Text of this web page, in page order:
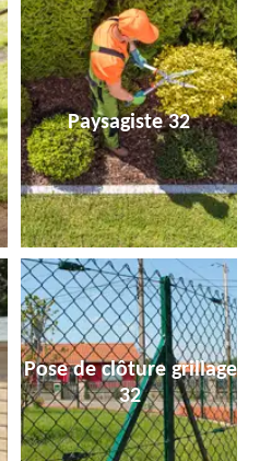
Paysagiste 32
Pose de clôture grillage
32